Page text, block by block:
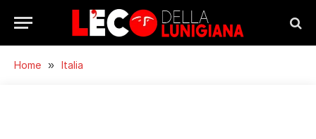
Home » Italia